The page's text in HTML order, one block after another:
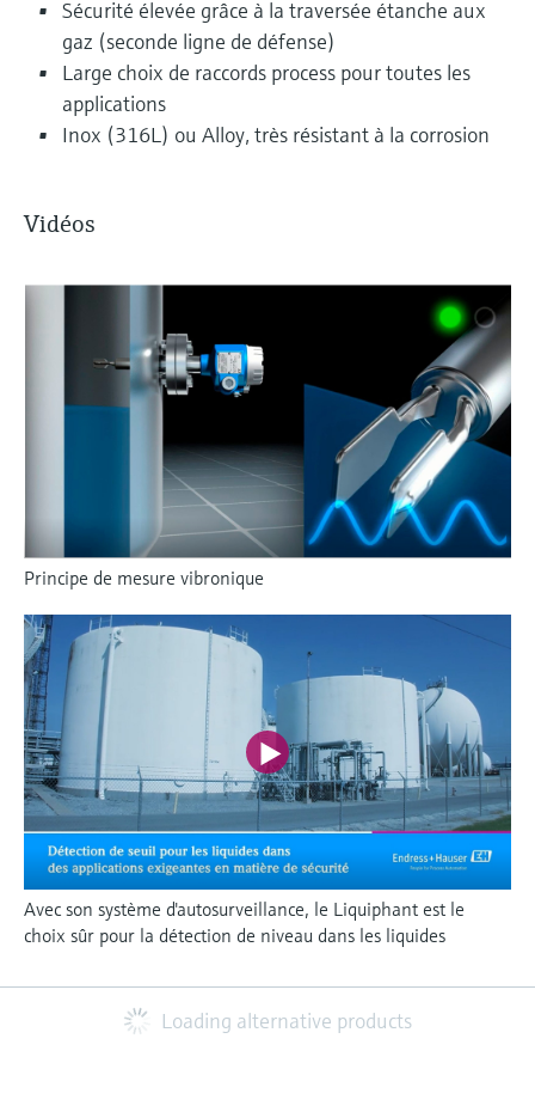
Sécurité élevée grâce à la traversée étanche aux
gaz (seconde ligne de défense)
Large choix de raccords process pour toutes les
applications
Inox (316L) ou Alloy, très résistant à la corrosion
Vidéos
Principe de mesure vibronique
Avec son système d'autosurveillance, le Liquiphant est le
choix sûr pour la détection de niveau dans les liquides
Loading alternative products